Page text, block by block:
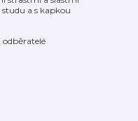
a s kapkou
odběratelé